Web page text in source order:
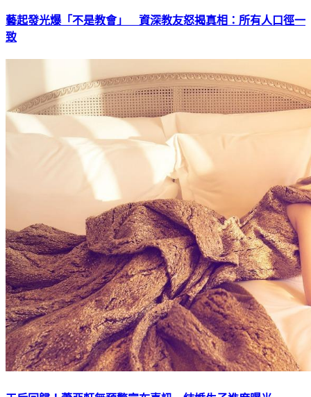
藝起發光爆「不是教會」 資深教友怒揭真相：所有人口徑一
致